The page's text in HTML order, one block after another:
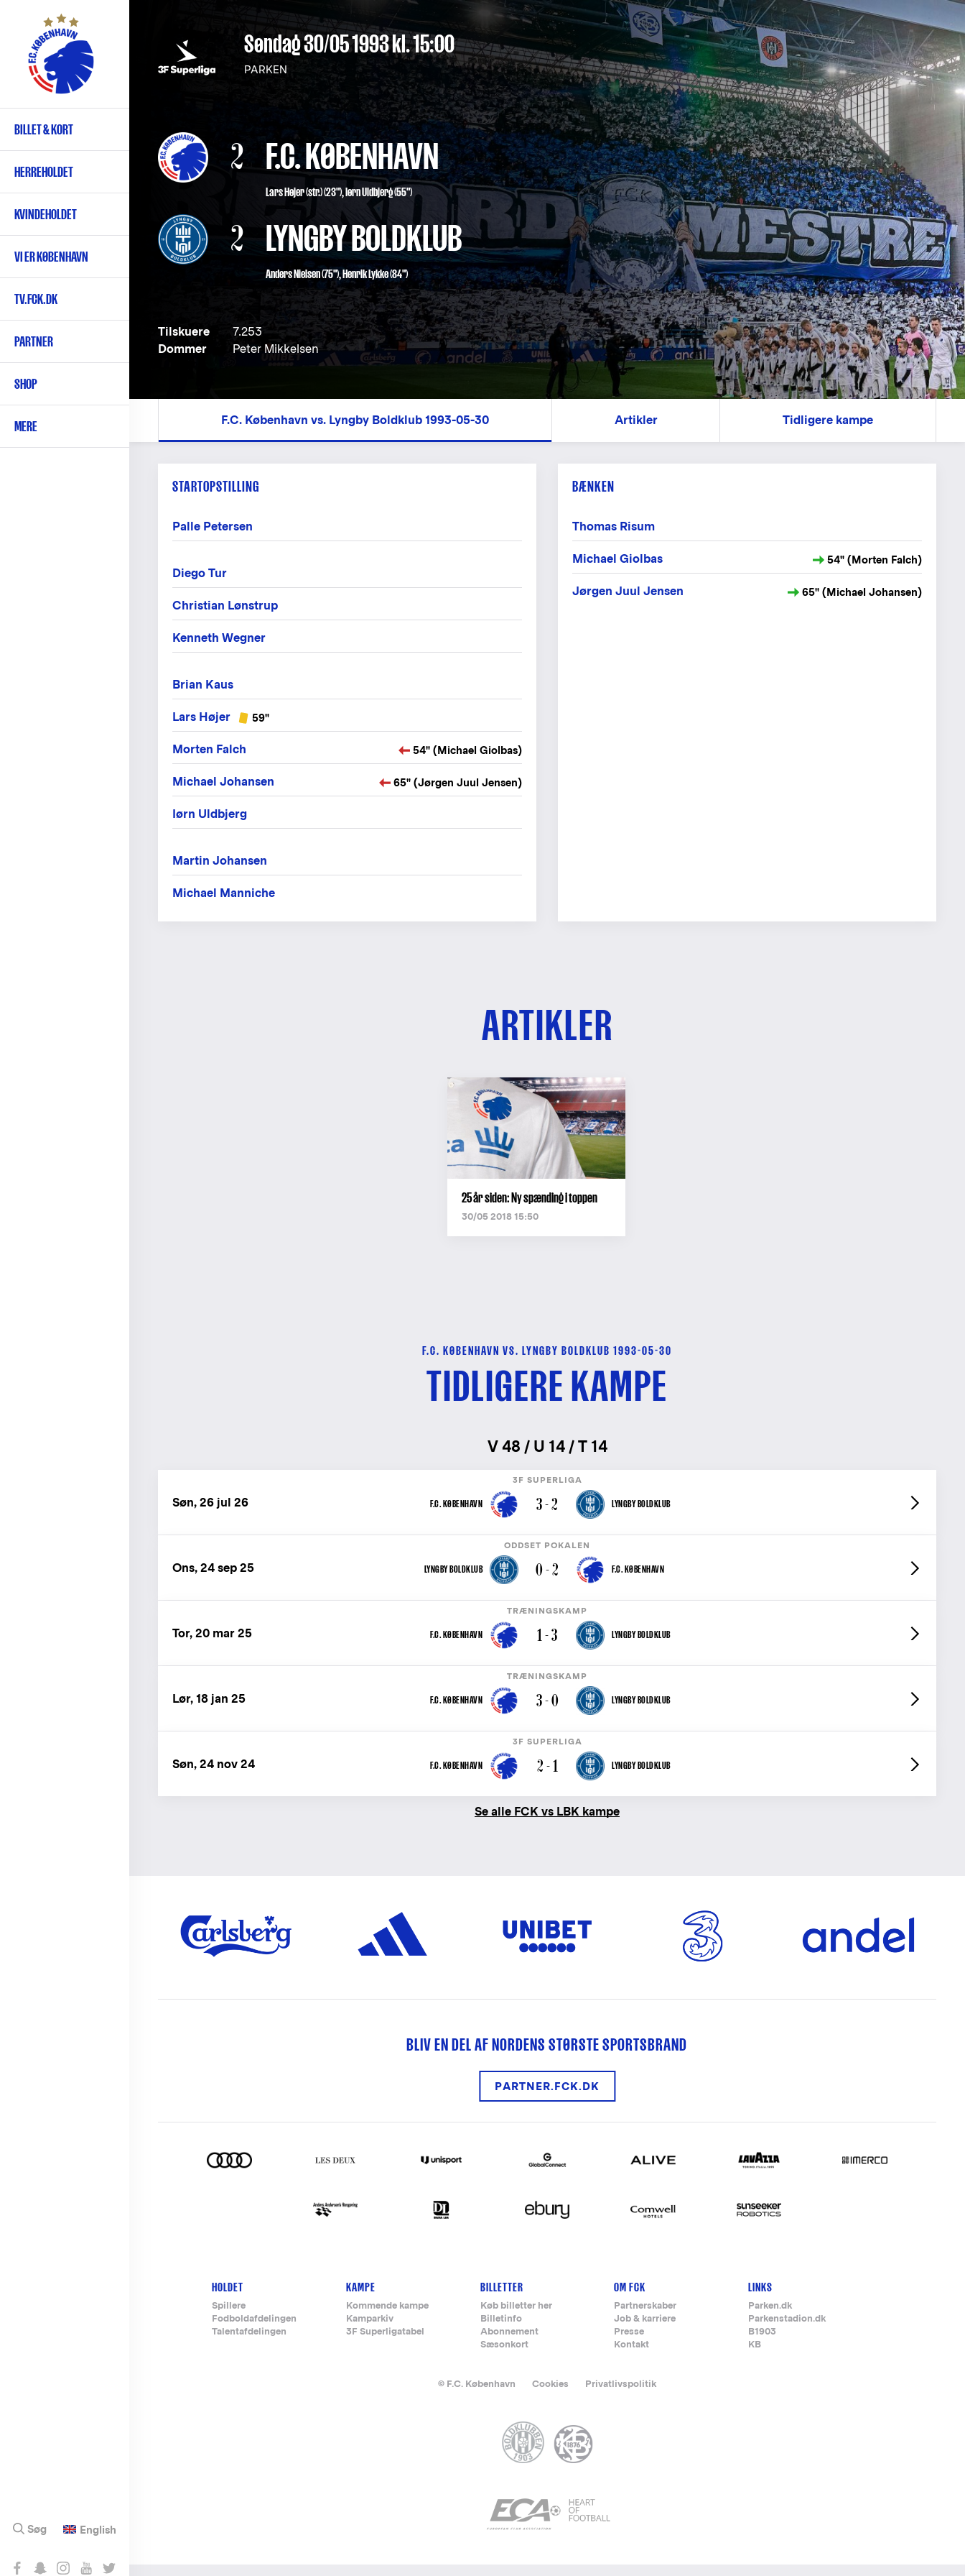
hovedindhold
Primær
navigation
BILLET & KORT
HERREHOLDET
KVINDEHOLDET
VI ER KØBENHAVN
TV.FCK.DK
PARTNER
SHOP
MERE
English
Søg
Søndag 30/05 1993kl. 15:00
PARKEN
2 F.C. KØBENHAVN
Lars Højer(str.) (23"),Iørn Uldbjerg(55")
2 LYNGBY BOLDKLUB
Anders Nielsen (75"),Henrik Lykke (84")
Tilskuere
7.253
Dommer
Peter Mikkelsen
F.C. København vs. Lyngby Boldklub 1993-05-30 Artikler Tidligere kampe
STARTOPSTILLING
Palle Petersen
Diego Tur
Christian Lønstrup
Kenneth Wegner
Brian Kaus
Lars Højer 59"
Morten Falch 54" (Michael Giolbas)
Michael Johansen 65" (Jørgen Juul Jensen)
Iørn Uldbjerg
Martin Johansen
Michael Manniche
BÆNKEN
Thomas Risum
Michael Giolbas 54" (Morten Falch)
Jørgen Juul Jensen 65" (Michael Johansen)
ARTIKLER
25 år siden: Ny spænding i toppen
30/05 2018 15:50
F.C. KØBENHAVN VS. LYNGBY BOLDKLUB 1993-05-30
TIDLIGERE KAMPE
V 48 / U 14 / T 14
3F SUPERLIGA
Søn, 26 jul 26 F.C. KØBENHAVN 3 - 2 LYNGBY BOLDKLUB
ODDSET POKALEN
Ons, 24 sep 25 LYNGBY BOLDKLUB 0 - 2 F.C. KØBENHAVN
TRÆNINGSKAMP
Tor, 20 mar 25 F.C. KØBENHAVN 1 - 3 LYNGBY BOLDKLUB
TRÆNINGSKAMP
Lør, 18 jan 25 F.C. KØBENHAVN 3 - 0 LYNGBY BOLDKLUB
3F SUPERLIGA
Søn, 24 nov 24 F.C. KØBENHAVN 2 - 1 LYNGBY BOLDKLUB
Se alle FCK vs LBK kampe
BLIV EN DEL AF NORDENS STØRSTE SPORTSBRAND
PARTNER.FCK.DK
Footer-
menu
HOLDET
Spillere
Fodboldafdelingen
Talentafdelingen
KAMPE
Kommende kampe
Kamparkiv
3F Superligatabel
BILLETTER
Køb billetter her
Billetinfo
Abonnement
Sæsonkort
OM FCK
Partnerskaber
Job & karriere
Presse
Kontakt
LINKS
Parken.dk
Parkenstadion.dk
B1903
KB
© F.C. København Cookies Privatlivspolitik